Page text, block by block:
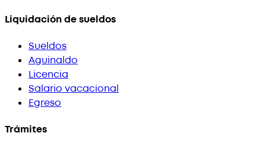
Liquidación de sueldos
Sueldos
Aguinaldo
Licencia
Salario vacacional
Egreso
Trámites